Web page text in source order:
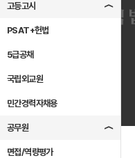
고등고시
PSAT+헌법
5급공채
국립외교원
민간경력자채용
공무원
면접/역량평가